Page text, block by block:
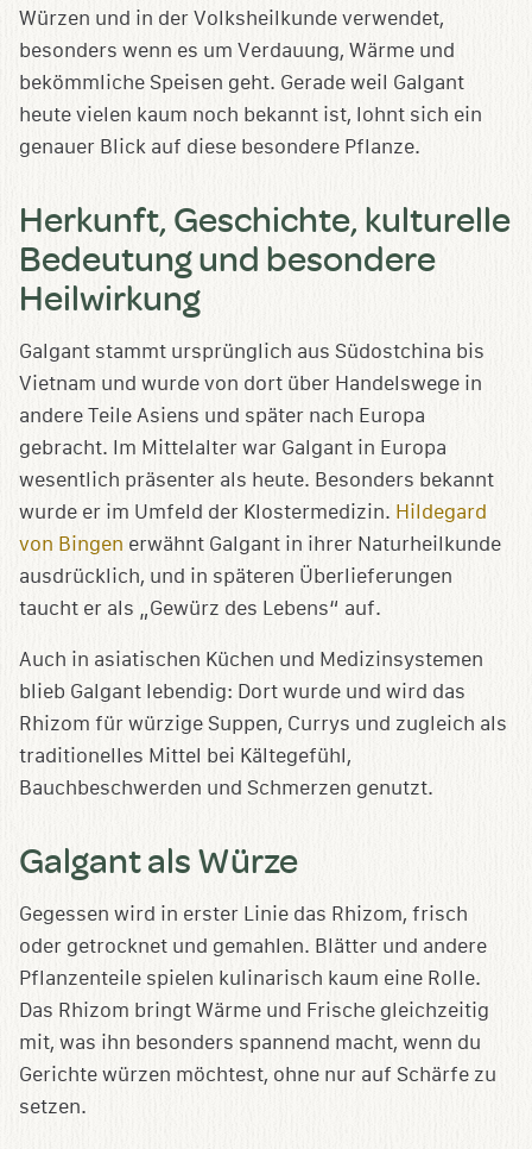
Würzen und in der Volksheilkunde verwendet,
besonders wenn es um Verdauung, Wärme und
bekömmliche Speisen geht. Gerade weil Galgant
heute vielen kaum noch bekannt ist, lohnt sich ein
genauer Blick auf diese besondere Pflanze.
Herkunft, Geschichte, kulturelle
Bedeutung und besondere
Heilwirkung
Galgant stammt ursprünglich aus Südostchina bis
Vietnam und wurde von dort über Handelswege in
andere Teile Asiens und später nach Europa
gebracht. Im Mittelalter war Galgant in Europa
wesentlich präsenter als heute. Besonders bekannt
wurde er im Umfeld der Klostermedizin. Hildegard
von Bingen erwähnt Galgant in ihrer Naturheilkunde
ausdrücklich, und in späteren Überlieferungen
taucht er als „Gewürz des Lebens“ auf.
Auch in asiatischen Küchen und Medizinsystemen
blieb Galgant lebendig: Dort wurde und wird das
Rhizom für würzige Suppen, Currys und zugleich als
traditionelles Mittel bei Kältegefühl,
Bauchbeschwerden und Schmerzen genutzt.
Galgant als Würze
Gegessen wird in erster Linie das Rhizom, frisch
oder getrocknet und gemahlen. Blätter und andere
Pflanzenteile spielen kulinarisch kaum eine Rolle.
Das Rhizom bringt Wärme und Frische gleichzeitig
mit, was ihn besonders spannend macht, wenn du
Gerichte würzen möchtest, ohne nur auf Schärfe zu
setzen.